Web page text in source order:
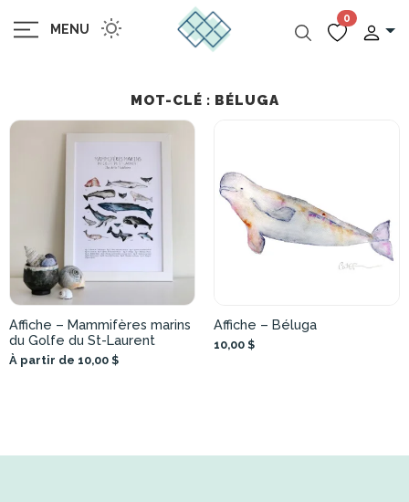
MENU
0
MOT-CLÉ : BÉLUGA
Affiche – Mammifères marins
du Golfe du St-Laurent
À partir de 10,00 $
Affiche – Béluga
10,00 $